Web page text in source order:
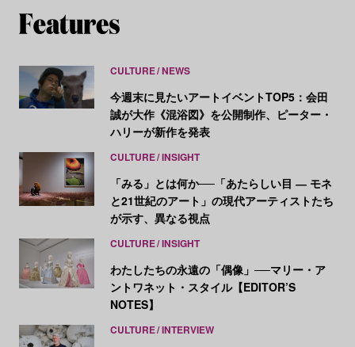
CULTURE NEWS
今週末に見たいアートイベントTOP5：会田
誠が大作《混浴図》を公開制作、ピーター・
ハリーが新作を発表
CULTURE INSIGHT
「みる」とは何か──「あたらしい目 ― モネ
と21世紀のアート」の現代アーティストたち
が示す、異なる視点
CULTURE INSIGHT
わたしたちの永遠の「偶像」──マリー・ア
ントワネット・スタイル【EDITOR’S
NOTES】
CULTURE INTERVIEW